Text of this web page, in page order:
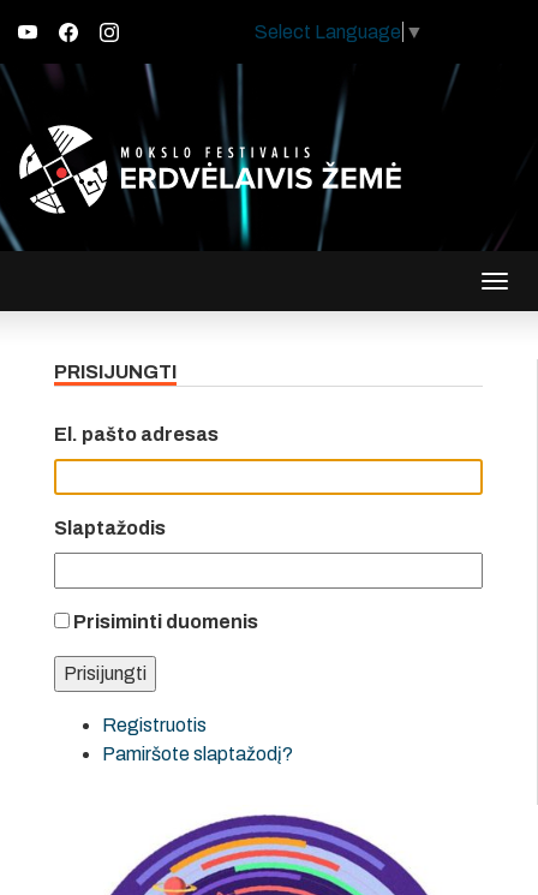
Select Language ▼
PRISIJUNGTI
El. pašto adresas
Slaptažodis
Prisiminti duomenis
Registruotis
Pamiršote slaptažodį?